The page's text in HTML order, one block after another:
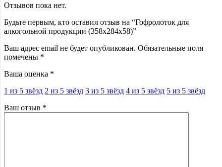
Отзывов пока нет.
Будьте первым, кто оставил отзыв на “Гофролоток для
алкогольной продукции (358x284x58)”
Ваш адрес email не будет опубликован. Обязательные поля
помечены *
Ваша оценка *
1 из 5 звёзд 2 из 5 звёзд 3 из 5 звёзд 4 из 5 звёзд 5 из 5 звёзд
Ваш отзыв *